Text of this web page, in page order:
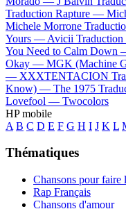
Traduction Rapture —
Michele Morrone
Yours — Avicii
You Need to Calm Down
Okay — MGK (Machine
— XXXTENTACION
Know) — The 1975
Lovefool — Twocolors
HP mobile
A B C D E F G H I J K L
Thématiques
Chansons pour faire
Rap Français
Chansons d'amour